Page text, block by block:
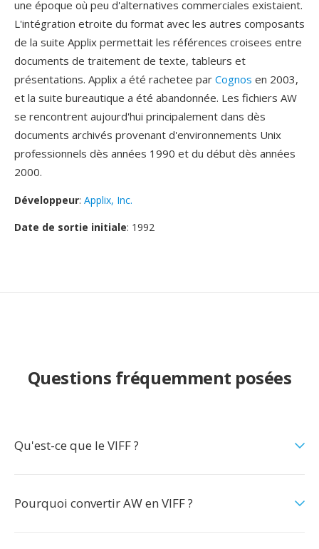
une époque où peu d'alternatives commerciales existaient.
L'intégration etroite du format avec les autres composants
de la suite Applix permettait les références croisees entre
documents de traitement de texte, tableurs et
présentations. Applix a été rachetee par Cognos en 2003,
et la suite bureautique a été abandonnée. Les fichiers AW
se rencontrent aujourd'hui principalement dans dès
documents archivés provenant d'environnements Unix
professionnels dès années 1990 et du début dès années
2000.
Développeur: Applix, Inc.
Date de sortie initiale: 1992
Questions fréquemment posées
Qu'est-ce que le VIFF ?
Pourquoi convertir AW en VIFF ?